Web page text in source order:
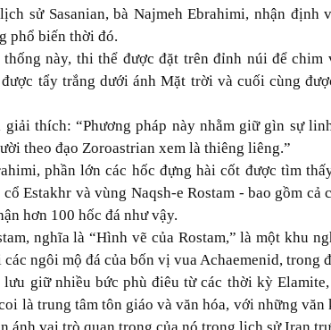
sử Sasanian, bà Najmeh Ebrahimi, nhận
phổ biến thời đó.
thống này, thi thể được đặt trên đỉnh núi để chim
tẩy trắng dưới ánh Mặt trời và cuối cùng
giải thích: “Phương pháp này nhằm giữ gìn sự
theo đạo Zoroastrian xem là thiêng liêng.”
phần lớn các hốc đựng hài cốt được tìm
Estakhr và vùng Naqsh-e Rostam - bao gồm
hơn 100 hốc đá như vậy.
nghĩa là “Hình vẽ của Rostam,” là một khu
ngôi mộ đá của bốn vị vua Achaemenid, trong
giữ nhiều bức phù điêu từ các thời kỳ
là trung tâm tôn giáo và văn hóa, với những